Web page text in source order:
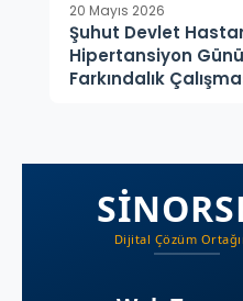
20 Mayıs 2026
Şuhut Devlet
Hipertansiyon
Farkındalık